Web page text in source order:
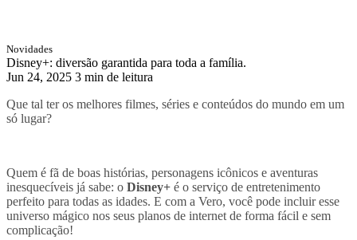
Novidades
Disney+: diversão garantida para toda a família.
Jun 24, 2025 3 min de leitura
Que tal ter os melhores filmes, séries e conteúdos do mundo em um
só lugar?
Quem é fã de boas histórias, personagens icônicos e aventuras
inesquecíveis já sabe: o Disney+ é o serviço de entretenimento
perfeito para todas as idades. E com a Vero, você pode incluir esse
universo mágico nos seus planos de internet de forma fácil e sem
complicação!